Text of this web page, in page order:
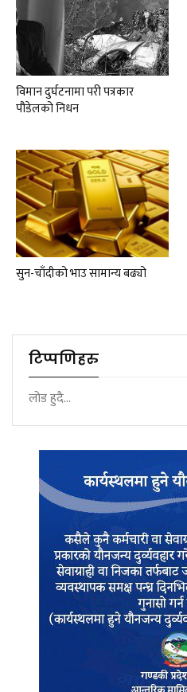
विमान दुर्घटनामा परी पत्रकार
पौडेलको निधन
सुन-चाँदीको भाउ सामान्य बढ्यो
टिप्पणिहरु
लोड हुदै...